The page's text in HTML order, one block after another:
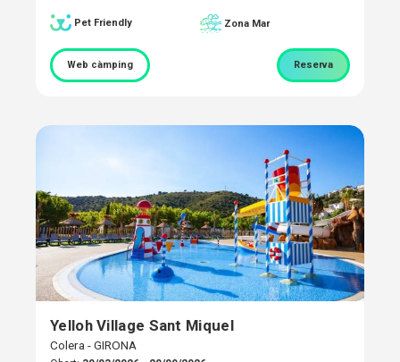
Pet Friendly Zona Mar
Web càmping Reserva
Yelloh Village Sant Miquel
Colera - GIRONA